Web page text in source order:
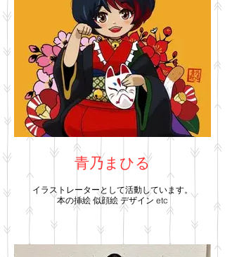
青乃まひる
イラストレーターとして活動しています。
本の挿絵 似顔絵 デザイン etc